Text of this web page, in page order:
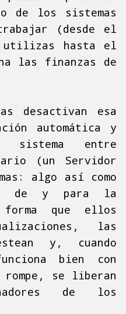
de los sistemas
(desde el
utilizas hasta el
las finanzas de
desactivan esa
automática y
sistema entre
(un Servidor
algo así como
de y para la
que ellos
las
y, cuando
bien con
se liberan
de los